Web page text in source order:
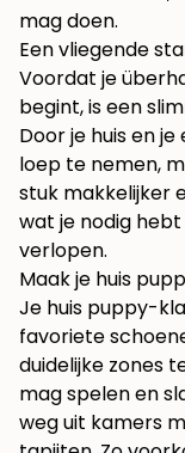
mag doen.
Een vliegende
Voordat je
begint, is een
Door je huis en
loep te nemen,
stuk makkelijker
wat je nodig
verlopen.
Maak je huis
Je huis puppy-
favoriete
duidelijke zones
mag spelen en
weg uit kamers